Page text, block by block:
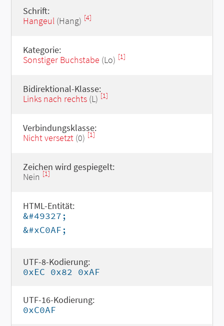
Schrift:
Hangeul(Hang) [4]
Kategorie:
Sonstiger Buchstabe (Lo) [1]
Bidirektional-Klasse:
Links nach rechts(L) [1]
Verbindungsklasse:
Nicht versetzt(0) [1]
Zeichen wird gespiegelt:
Nein [1]
HTML-Entität:
&#49327;
&#xC0AF;
UTF-8-Kodierung:
0xEC 0x82 0xAF
UTF-16-Kodierung:
0xC0AF